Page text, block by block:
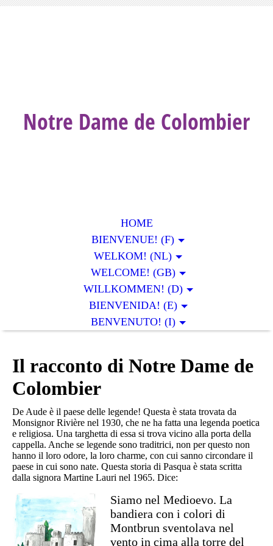
Notre Dame de Colombier
HOME
BIENVENUE! (F)
WELKOM! (NL)
WELCOME! (GB)
WILLKOMMEN! (D)
BIENVENIDA! (E)
BENVENUTO! (I)
Il racconto di Notre Dame de
Colombier
De Aude è il paese delle legende! Questa è stata trovata da
Monsignor Rivière nel 1930, che ne ha fatta una legenda poetica
e religiosa. Una targhetta di essa si trova vicino alla porta della
cappella. Anche se legende sono traditrici, non per questo non
hanno il loro odore, la loro charme, con cui sanno circondare il
paese in cui sono nate. Questa storia di Pasqua è stata scritta
dalla signora Martine Lauri nel 1965. Dice:
Siamo nel Medioevo. La
bandiera con i colori di
Montbrun sventolava nel
vento in cima alla torre del